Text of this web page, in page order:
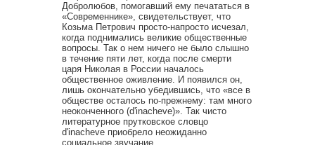
Добролюбов, помогавший ему печататься в
«Современнике», свидетельствует, что
Козьма Петрович просто-напросто исчезал,
когда поднимались великие общественные
вопросы. Так о нем ничего не было слышно
в течение пяти лет, когда после смерти
царя Николая в России началось
общественное оживление. И появился он,
лишь окончательно убедившись, что «все в
обществе осталось по-прежнему: там много
неоконченного (d'inacheve)». Так чисто
литературное прутковское словцо
d'inacheve приобрело неожиданно
социальное звучание.